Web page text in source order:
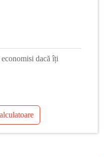
dacă îți